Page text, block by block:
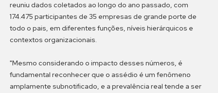
reuniu dados coletados ao longo do ano passado, com
174.475 participantes de 35 empresas de grande porte de
todo o pais, em diferentes funções, níveis hierárquicos e
contextos organizacionais.
"Mesmo considerando o impacto desses números, é
fundamental reconhecer que o assédio é um fenômeno
amplamente subnotificado, e a prevalência real tende a ser